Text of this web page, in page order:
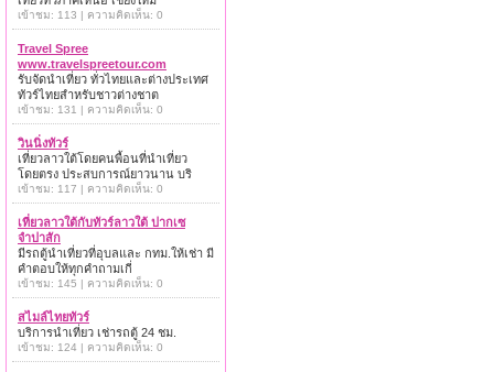
เข้าชม: 113 | ความคิดเห็น: 0
Travel Spree
www.travelspreetour.com
รับจัดนำเที่ยว ทั่วไทยและต่างประเทศ
ทัวร์ไทยสำหรับชาวต่างชาต
เข้าชม: 131 | ความคิดเห็น: 0
วินนิ่งทัวร์
เที่ยวลาวใต้โดยคนพื้อนที่นำเที่ยว
โดยตรง ประสบการณ์ยาวนาน บริ
เข้าชม: 117 | ความคิดเห็น: 0
เที่ยวลาวใต้กับทัวร์ลาวใต้ ปากเซ
จำปาสัก
มีรถตู้นำเที่ยวที่อุบลและ กทม.ให้เช่า มี
คำตอบให้ทุกคำถามเกี่
เข้าชม: 145 | ความคิดเห็น: 0
สไมล์ไทยทัวร์
บริการนำเที่ยว เช่ารถตู้ 24 ชม.
เข้าชม: 124 | ความคิดเห็น: 0